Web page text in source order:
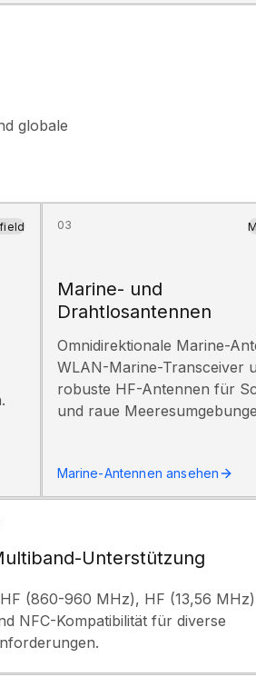
globale
03
Marine- und
Drahtlosantennen
Omnidirektionale Marine-
WLAN-Marine-Transceiver
robuste HF-Antennen für
und raue
Marine-Antennen ansehen
Unterstützung
(860-960 MHz), HF (13,56 MHz)
NFC-Kompatibilität für diverse